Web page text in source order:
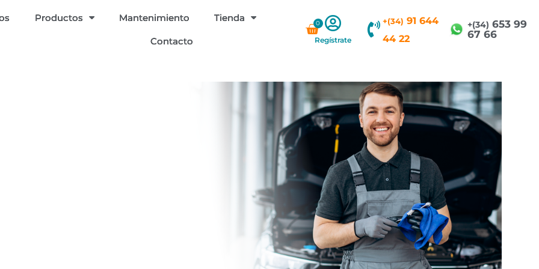
Productos Mantenimiento Tienda
Contacto
0
Carrito
Regístrate
+(34) 91 644
44 22
+(34) 653 99
67 66